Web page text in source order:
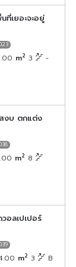
ที่เยอะจะอยู่
m2 3 -
งบ ตกแต่ง
m2 8
อลเปเปอร์
m2 3 B